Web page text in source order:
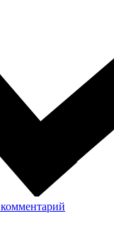
комментарий